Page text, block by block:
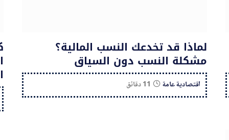
لماذا قد تخدعك النسب المالية؟
مشكلة النسب دون السياق
اقتصادية عامة 11 دقائق